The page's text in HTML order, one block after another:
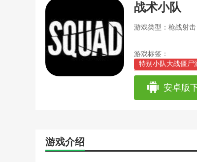
战术小队
游戏类型：枪战射击
游戏标签：
特别小队大战僵尸
城战传奇游戏技巧(
特别小队大战僵
手游荣耀足球攻略
安卓版
游戏介绍